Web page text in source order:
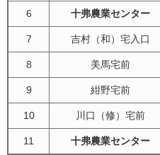
6 十弗農業センター
7 吉村（和）宅入口
8 美馬宅前
9 紺野宅前
10 川口（修）宅前
11 十弗農業センター